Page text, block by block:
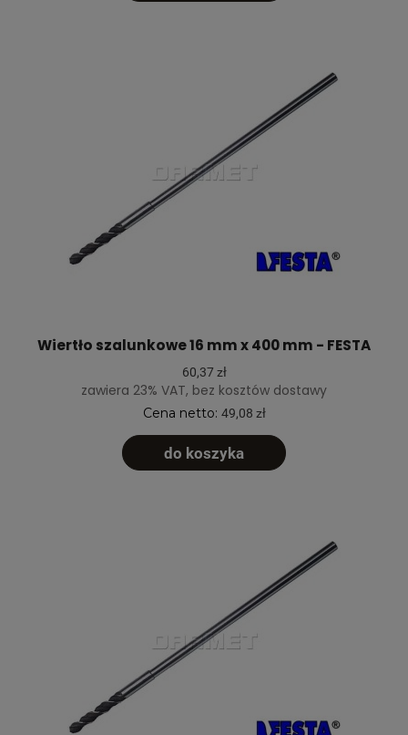
Wiertło szalunkowe 16 mm x 400 mm - FESTA
60,37 zł
zawiera 23% VAT, bez kosztów dostawy
Cena netto: 49,08 zł
do koszyka